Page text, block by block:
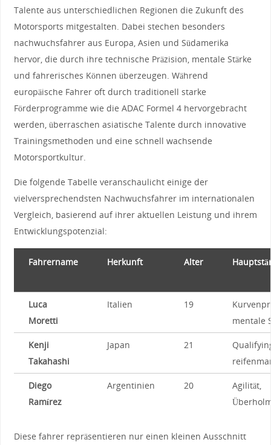
Talente ⁤aus unterschiedlichen ‌Regionen die‌ Zukunft des
Motorsports mitgestalten. Dabei​ stechen besonders
nachwuchsfahrer aus Europa, Asien ⁢und ​Südamerika
hervor, die⁣ durch ihre technische Präzision, mentale Stärke
und fahrerisches Können überzeugen. Während​
europäische ⁣Fahrer⁢ oft durch traditionell starke
Förderprogramme ⁢wie die ADAC​ Formel⁤ 4 hervorgebracht
werden, überraschen ‌asiatische⁤ Talente durch innovative
Trainingsmethoden und eine‌ schnell wachsende
Motorsportkultur.
Die⁣ folgende Tabelle veranschaulicht einige der
vielversprechendsten‍ Nachwuchsfahrer im internationalen
Vergleich, basierend auf⁢ ihrer aktuellen Leistung ‌und ihrem
Entwicklungspotenzial:
Fahrername Herkunft Alter
Luca
Moretti
Italien 19
mentale⁢
Kenji
⁤Takahashi
Japan 21
Diego⁣
Ramírez
Argentinien 20
Agilität,
Diese fahrer⁤ repräsentieren nur einen kleinen Ausschnitt